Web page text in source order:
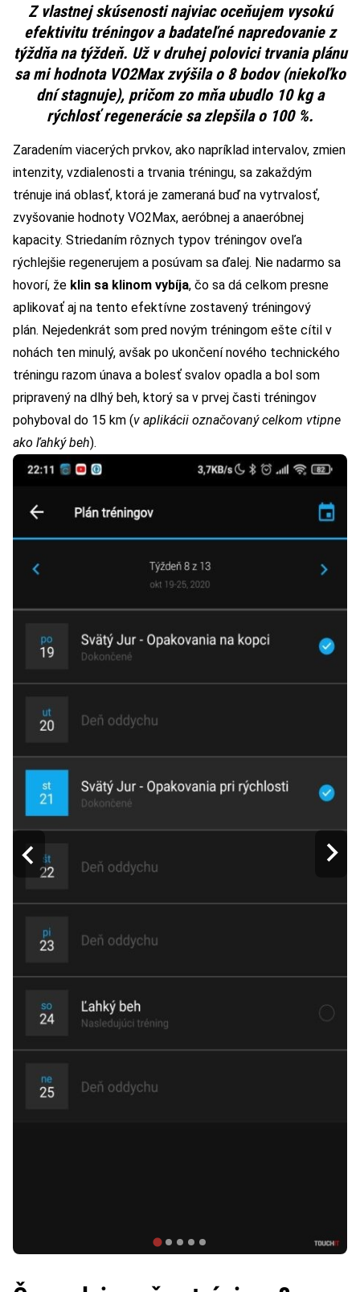
Z vlastnej skúsenosti najviac oceňujem vysokú
efektivitu tréningov a badateľné napredovanie z
týždňa na týždeň. Už v druhej polovici trvania plánu
sa mi hodnota VO2Max zvýšila o 8 bodov (niekoľko
dní stagnuje), pričom zo mňa ubudlo 10 kg a
rýchlosť regenerácie sa zlepšila o 100 %.
Zaradením viacerých prvkov, ako napríklad intervalov, zmien
intenzity, vzdialenosti a trvania tréningu, sa zakaždým
trénuje iná oblasť, ktorá je zameraná buď na vytrvalosť,
zvyšovanie hodnoty VO2Max, aeróbnej a anaeróbnej
kapacity. Striedaním rôznych typov tréningov oveľa
rýchlejšie regenerujem a posúvam sa ďalej. Nie nadarmo sa
hovorí, že klin sa klinom vybíja, čo sa dá celkom presne
aplikovať aj na tento efektívne zostavený tréningový
plán. Nejedenkrát som pred novým tréningom ešte cítil v
nohách ten minulý, avšak po ukončení nového technického
tréningu razom únava a bolesť svalov opadla a bol som
pripravený na dlhý beh, ktorý sa v prvej časti tréningov
pohyboval do 15 km (v aplikácii označovaný celkom vtipne
ako ľahký beh).